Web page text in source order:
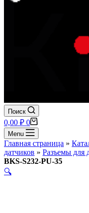
Поиск
Корзина
0,00 ₽ 0
Menu
Главная страница »
датчиков » Разъемы для
BKS-S232-PU-35
🔍